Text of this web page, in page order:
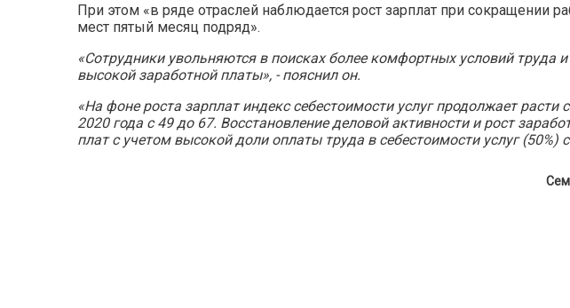
При этом «в ряде отраслей наблюдается рост зарплат при сокращении
мест пятый месяц подряд».
«Сотрудники увольняются в поисках более комфортных условий труда и
высокой заработной платы», - пояснил он.
«На фоне роста зарплат индекс себестоимости услуг продолжает расти
2020 года с 49 до 67. Восстановление деловой активности и рост
плат с учетом высокой доли оплаты труда в себестоимости услуг